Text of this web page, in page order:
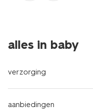
alles in baby
verzorging
aanbiedingen